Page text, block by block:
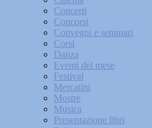
Concerti
Concorsi
Convegni e seminari
Corsi
Danza
Eventi del mese
Festival
Mercatini
Mostre
Musica
Presentazione libri